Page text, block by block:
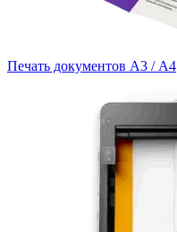
Печать документов А3 / А4